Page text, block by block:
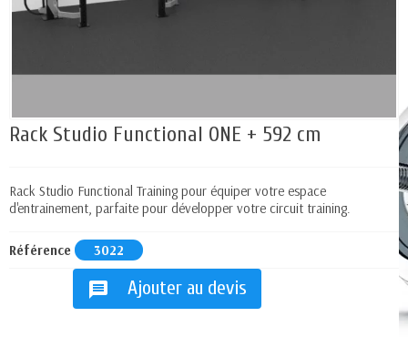
Rack Studio Functional ONE + 592 cm
Rack Studio Functional Training pour équiper votre espace
d'entrainement, parfaite pour développer votre circuit training.
Référence 3022
message Ajouter au devis